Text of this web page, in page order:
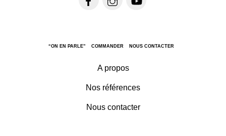
“ON EN PARLE” COMMANDER NOUS CONTACTER
A propos
Nos références
Nous contacter